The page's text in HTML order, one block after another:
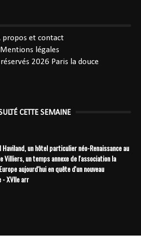
propos et contact
Mentions légales
2026 Paris la douce
CETTE SEMAINE
un hôtel particulier néo-Renaissance au
Villiers, un temps annexe de l'association la
aujourd'hui en quête d'un nouveau
XVIIe arr